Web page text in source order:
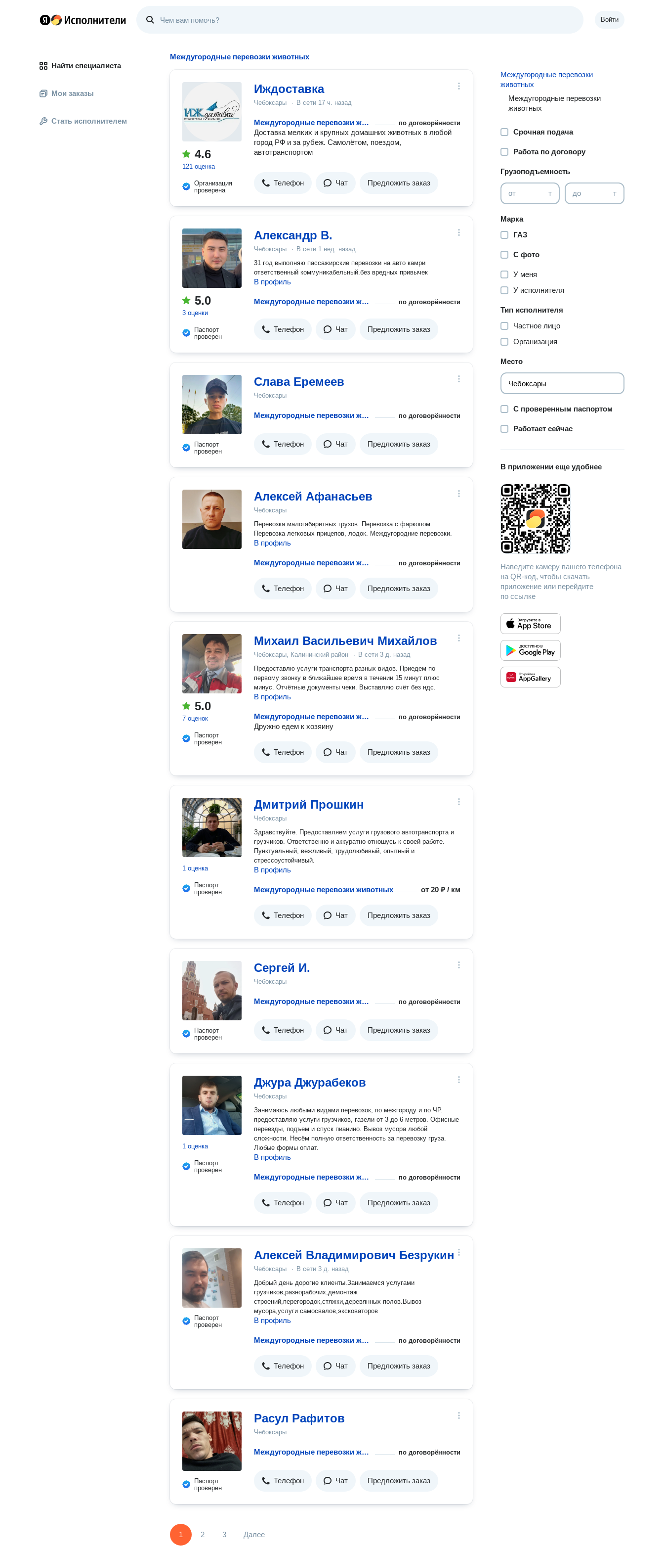
Войти
Найти специалиста
Мои заказы
Стать исполнителем
Междугородные перевозки животных
4.6
121 оценка
Организация
проверена
Иждоставка
Чебоксары · В сети 17 ч. назад
Междугородные перевозки животных по договорённости
Доставка мелких и крупных домашних животных в любой
город РФ и за рубеж. Самолётом, поездом,
автотранспортом
Телефон Чат Предложить заказ
5.0
3 оценки
Паспорт
проверен
Александр В.
Чебоксары · В сети 1 нед. назад
31 год выполняю пассажирские перевозки на авто камри
ответственный коммуникабельный.без вредных привычек
В профиль
Междугородные перевозки животных по договорённости
Телефон Чат Предложить заказ
Паспорт
проверен
Слава Еремеев
Чебоксары
Междугородные перевозки животных по договорённости
Телефон Чат Предложить заказ
Алексей Афанасьев
Чебоксары
Перевозка малогабаритных грузов. Перевозка с фаркопом.
Перевозка легковых прицепов, лодок. Междугородние перевозки.
В профиль
Междугородные перевозки животных по договорённости
Телефон Чат Предложить заказ
5.0
7 оценок
Паспорт
проверен
Михаил Васильевич Михайлов
Чебоксары, Калининский район · В сети 3 д. назад
Предоставлю услуги транспорта разных видов. Приедем по
первому звонку в ближайшее время в течении 15 минут плюс
минус. Отчётные документы чеки. Выставляю счёт без ндс.
В профиль
Междугородные перевозки животных по договорённости
Дружно едем к хозяину
Телефон Чат Предложить заказ
1 оценка
Паспорт
проверен
Дмитрий Прошкин
Чебоксары
Здравствуйте. Предоставляем услуги грузового автотранспорта и
грузчиков. Ответственно и аккуратно отношусь к своей работе.
Пунктуальный, вежливый, трудолюбивый, опытный и
стрессоустойчивый.
В профиль
Междугородные перевозки животных от20 ₽ / км
Телефон Чат Предложить заказ
Паспорт
проверен
Сергей И.
Чебоксары
Междугородные перевозки животных по договорённости
Телефон Чат Предложить заказ
1 оценка
Паспорт
проверен
Джура Джурабеков
Чебоксары
Занимаюсь любыми видами перевозок, по межгороду и по ЧР.
предоставляю услуги грузчиков, газели от 3 до 6 метров. Офисные
переезды, подъем и спуск пианино. Вывоз мусора любой
сложности. Несём полную ответственность за перевозку груза.
Любые формы оплат.
В профиль
Междугородные перевозки животных по договорённости
Телефон Чат Предложить заказ
Паспорт
проверен
Алексей Владимирович Безрукин
Чебоксары · В сети 3 д. назад
Добрый день дорогие клиенты.Занимаемся услугами
грузчиков,разнорабочих,демонтаж
строений,перегородок,стяжки,деревянных полов.Вывоз
мусора,услуги самосвалов,эксковаторов
В профиль
Междугородные перевозки животных по договорённости
Телефон Чат Предложить заказ
Паспорт
проверен
Расул Рафитов
Чебоксары
Междугородные перевозки животных по договорённости
Телефон Чат Предложить заказ
1 2 3 Далее
Междугородные перевозки
животных
Междугородные перевозки
животных
Срочная подача
Работа по договору
Грузоподъемность
от т до т
Марка
ГАЗ
С фото
У меня
У исполнителя
Тип исполнителя
Частное лицо
Организация
Место
С проверенным паспортом
Работает сейчас
В приложении еще удобнее
Наведите камеру вашего телефона
на QR-код, чтобы скачать
приложение или перейдите
по ссылке